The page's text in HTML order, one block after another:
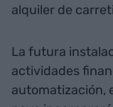
alquiler de
La futura
actividades
automatización,